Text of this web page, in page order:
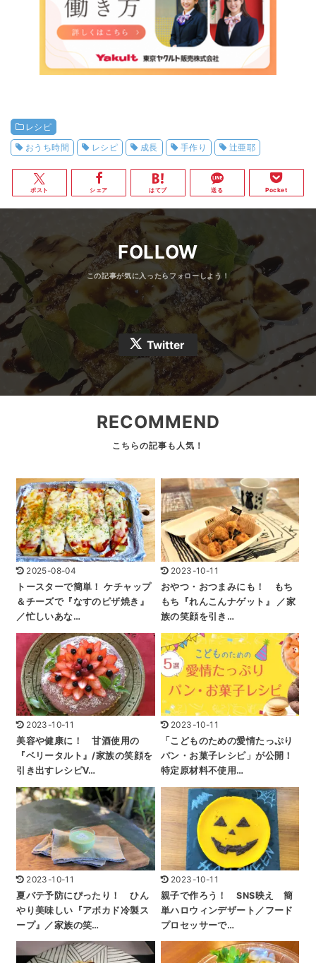
レシピ
おうち時間
レシピ 成長 手作り 辻亜耶
ポスト シェア はてブ 送る Pocket
FOLLOW
Twitter
RECOMMEND
2025-08-04
トースターで簡単！ ケチャップ
＆チーズで『なすのピザ焼き』
／忙しいあな…
2023-10-11
おやつ・おつまみにも！ もち
もち『れんこんナゲット』 ／家
族の笑顔を引き…
2023-10-11
美容や健康に！ 甘酒使用の
『ベリータルト』/家族の笑顔を
引き出すレシピV…
2023-10-11
「こどものための愛情たっぷり
パン・お菓子レシピ」が公開！
特定原材料不使用…
2023-10-11
夏バテ予防にぴったり！ ひん
やり美味しい『アボカド冷製ス
ープ』／家族の笑…
2023-10-11
親子で作ろう！ SNS映え 簡
単ハロウィンデザート／フード
プロセッサーで…